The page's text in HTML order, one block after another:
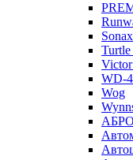
Sonax
WD-
Wog
АБРО